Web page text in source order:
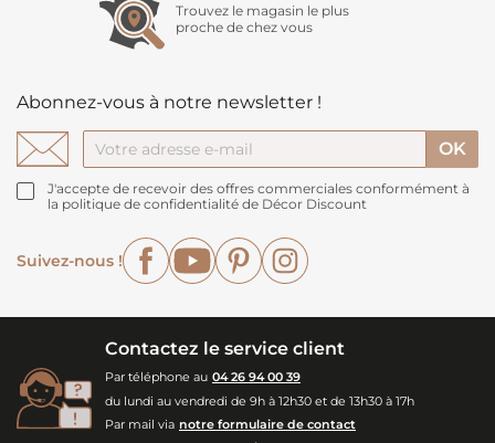
Trouvez le magasin le plus
proche de chez vous
Abonnez-vous à notre newsletter !
J'accepte de recevoir des offres commerciales conformément à
la politique de confidentialité de Décor Discount
Suivez-nous !
FacebookYouTubePinterest
Contactez le service client
Par téléphone au 04 26 94 00 39
du lundi au vendredi de 9h à 12h30 et de 13h30 à 17h
Par mail via notre formulaire de contact